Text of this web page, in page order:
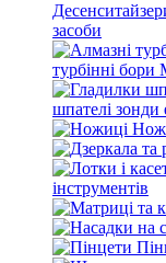
засоби
турбінні
шпателі зонди
інструментів